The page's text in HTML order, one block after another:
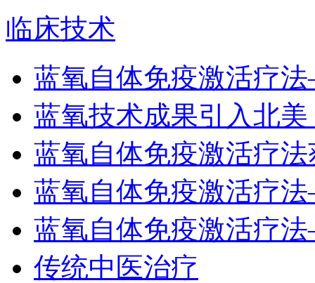
临床技术
蓝氧自体免疫激活疗
蓝氧技术成果引入北
蓝氧自体免疫激活疗
蓝氧自体免疫激活疗
蓝氧自体免疫激活疗
传统中医治疗